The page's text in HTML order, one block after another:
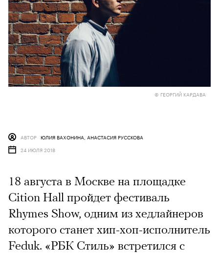
© ГЕОРГИЙ КАРДАВА
АВТОР ЮЛИЯ ВАХОНИНА, АНАСТАСИЯ РУССКОВА
24 ИЮЛЯ 2018
18 августа в Москве на площадке
Cition Hall пройдет фестиваль
Rhymes Show, одним из хедлайнеров
которого станет хип-хоп-исполнитель
Feduk. «РБК Стиль» встретился с